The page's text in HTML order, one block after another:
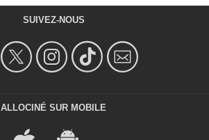
SUIVEZ-NOUS
ALLOCINÉ SUR MOBILE